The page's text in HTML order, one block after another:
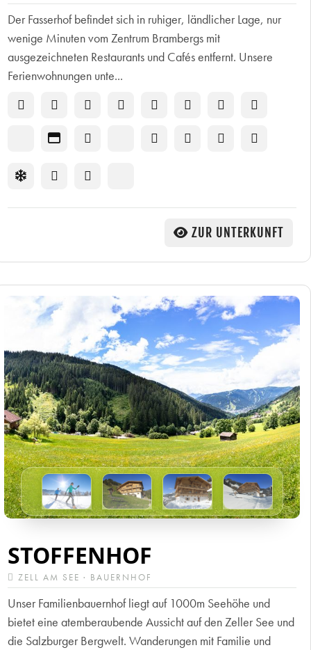
Der Fasserhof befindet sich in ruhiger, ländlicher Lage, nur
wenige Minuten vom Zentrum Brambergs mit
ausgezeichneten Restaurants und Cafés entfernt. Unsere
Ferienwohnungen unte...
ZUR UNTERKUNFT
STOFFENHOF
ZELL AM SEE · BAUERNHOF
Unser Familienbauernhof liegt auf 1000m Seehöhe und
bietet eine atemberaubende Aussicht auf den Zeller See und
die Salzburger Bergwelt. Wanderungen mit Familie und